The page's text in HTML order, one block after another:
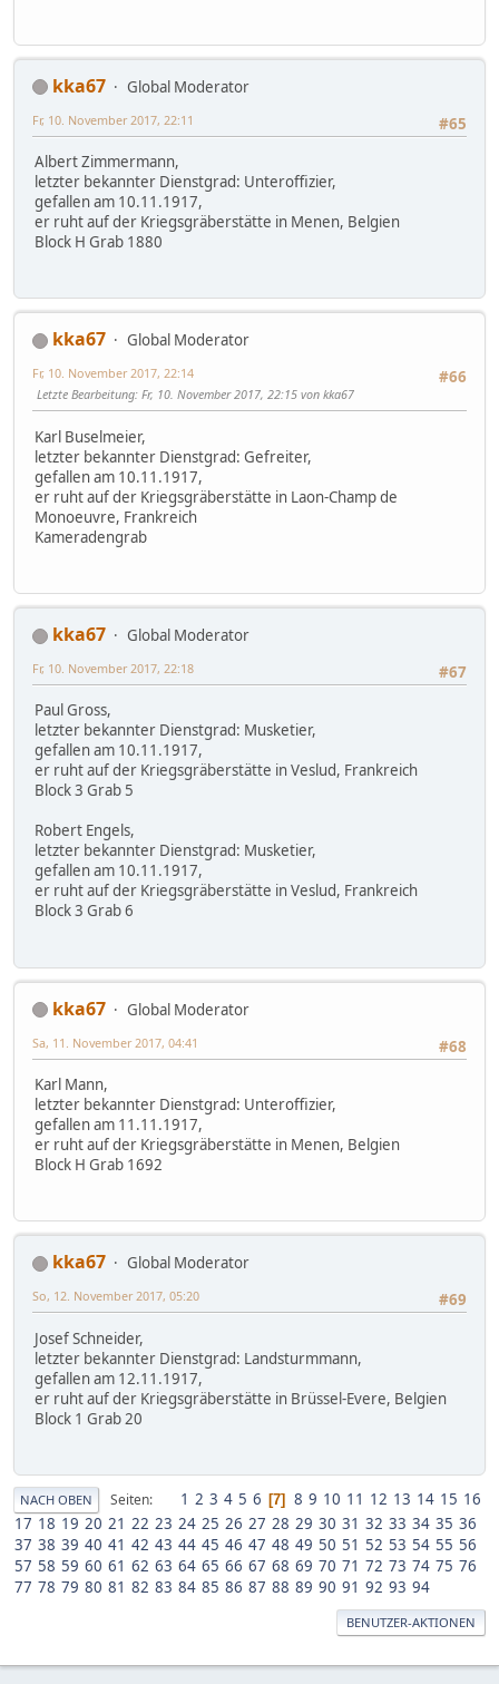
kka67
Global Moderator
#65
Fr, 10. November 2017, 22:11
Albert Zimmermann,
letzter bekannter Dienstgrad: Unteroffizier,
gefallen am 10.11.1917,
er ruht auf der Kriegsgräberstätte in Menen, Belgien
Block H Grab 1880
kka67
Global Moderator
#66
Fr, 10. November 2017, 22:14
Letzte Bearbeitung: Fr, 10. November 2017, 22:15 von kka67
Karl Buselmeier,
letzter bekannter Dienstgrad: Gefreiter,
gefallen am 10.11.1917,
er ruht auf der Kriegsgräberstätte in Laon-Champ de
Monoeuvre, Frankreich
Kameradengrab
kka67
Global Moderator
#67
Fr, 10. November 2017, 22:18
Paul Gross,
letzter bekannter Dienstgrad: Musketier,
gefallen am 10.11.1917,
er ruht auf der Kriegsgräberstätte in Veslud, Frankreich
Block 3 Grab 5
Robert Engels,
letzter bekannter Dienstgrad: Musketier,
gefallen am 10.11.1917,
er ruht auf der Kriegsgräberstätte in Veslud, Frankreich
Block 3 Grab 6
kka67
Global Moderator
#68
Sa, 11. November 2017, 04:41
Karl Mann,
letzter bekannter Dienstgrad: Unteroffizier,
gefallen am 11.11.1917,
er ruht auf der Kriegsgräberstätte in Menen, Belgien
Block H Grab 1692
kka67
Global Moderator
#69
So, 12. November 2017, 05:20
Josef Schneider,
letzter bekannter Dienstgrad: Landsturmmann,
gefallen am 12.11.1917,
er ruht auf der Kriegsgräberstätte in Brüssel-Evere, Belgien
Block 1 Grab 20
NACH OBEN Seiten 1 2 3 4 5 6 7 8 9 10 11 12 13 14 15 16
17 18 19 20 21 22 23 24 25 26 27 28 29 30 31 32 33 34 35 36
37 38 39 40 41 42 43 44 45 46 47 48 49 50 51 52 53 54 55 56
57 58 59 60 61 62 63 64 65 66 67 68 69 70 71 72 73 74 75 76
77 78 79 80 81 82 83 84 85 86 87 88 89 90 91 92 93 94
BENUTZER-AKTIONEN